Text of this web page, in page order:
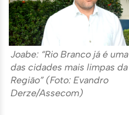
Joabe: “Rio Branco já é uma
das cidades mais limpas da
Região” (Foto: Evandro
Derze/Assecom)